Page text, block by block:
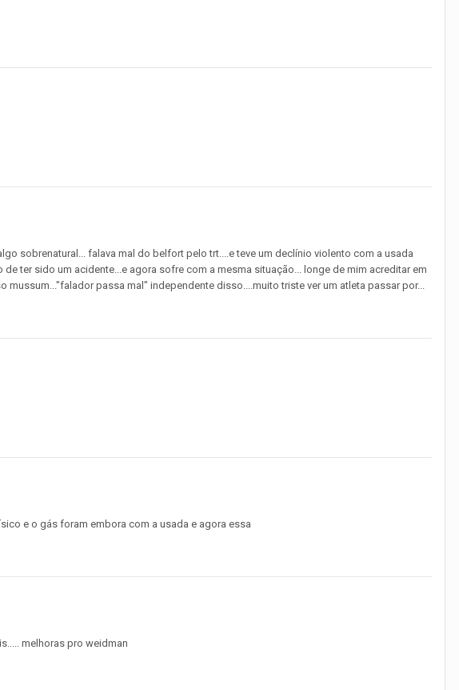
sobrenatural... falava mal do belfort pelo trt....e teve um declínio violento com a usada
ter sido um acidente...e agora sofre com a mesma situação... longe de mim acreditar em
passa mal" independente disso....muito triste ver um atleta passar por...
e o gás foram embora com a usada e agora essa
melhoras pro weidman